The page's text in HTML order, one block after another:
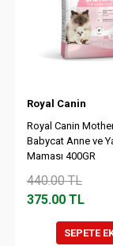
Royal Canin
Royal Canin
Babycat Anne ve
Maması 400GR
440.00TL
375.00TL
SEPETE